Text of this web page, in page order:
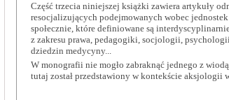
Część trzecia niniejszej książki zawiera artykuły
resocjalizujących podejmowanych wobec
społecznie, które definiowane są
z zakresu prawa, pedagogiki, socjologii,
dziedzin medycyny...
W monografii nie mogło zabraknąć jednego z
tutaj został przedstawiony w kontekście aksjologii